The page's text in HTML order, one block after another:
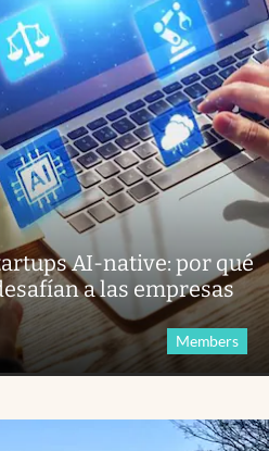
AI-native: por qué
a las empresas
Members